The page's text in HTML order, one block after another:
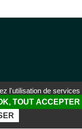
l'utilisation de services
TOUT ACCEPTER